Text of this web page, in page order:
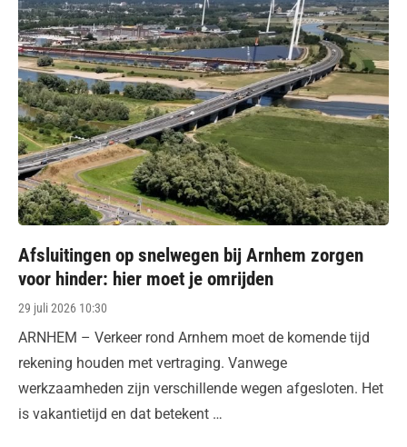
Afsluitingen op snelwegen bij Arnhem zorgen
voor hinder: hier moet je omrijden
Posted
29 juli 2026 10:30
ARNHEM – Verkeer rond Arnhem moet de komende tijd
rekening houden met vertraging. Vanwege
werkzaamheden zijn verschillende wegen afgesloten. Het
is vakantietijd en dat betekent …